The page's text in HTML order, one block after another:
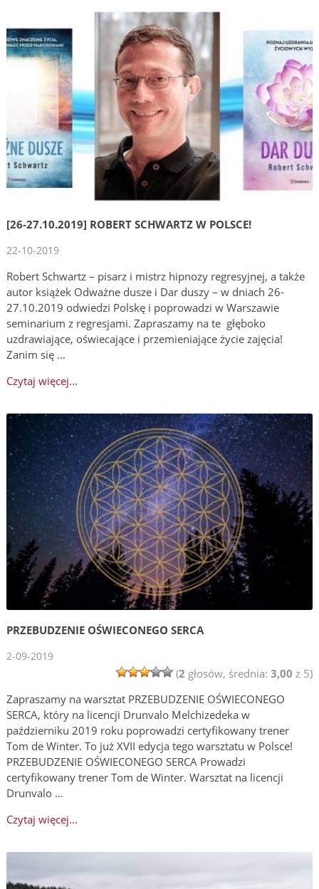
[26-27.10.2019] ROBERT SCHWARTZ W POLSCE!
22-10-2019
Robert Schwartz – pisarz i mistrz hipnozy regresyjnej, a także
autor książek Odważne dusze i Dar duszy – w dniach 26-
27.10.2019 odwiedzi Polskę i poprowadzi w Warszawie
seminarium z regresjami. Zapraszamy na te głęboko
uzdrawiające, oświecające i przemieniające życie zajęcia!
Zanim się …
Czytaj więcej...
PRZEBUDZENIE OŚWIECONEGO SERCA
2-09-2019
(2 głosów, średnia: 3,00 z 5)
Zapraszamy na warsztat PRZEBUDZENIE OŚWIECONEGO
SERCA, który na licencji Drunvalo Melchizedeka w
październiku 2019 roku poprowadzi certyfikowany trener
Tom de Winter. To już XVII edycja tego warsztatu w Polsce!
PRZEBUDZENIE OŚWIECONEGO SERCA Prowadzi
certyfikowany trener Tom de Winter. Warsztat na licencji
Drunvalo …
Czytaj więcej...